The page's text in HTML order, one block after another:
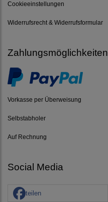
Cookieeinstellungen
Widerrufsrecht & Widerrufsformular
Zahlungsmöglichkeiten
Vorkasse per Überweisung
Selbstabholer
Auf Rechnung
Social Media
teilen